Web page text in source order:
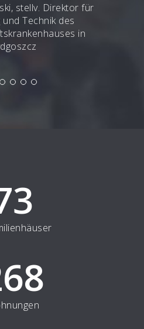
stellv. Direktor für
Technik des
in